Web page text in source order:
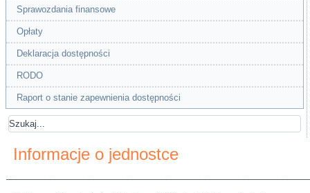
Sprawozdania finansowe
Opłaty
Deklaracja dostępności
RODO
Raport o stanie zapewnienia dostępności
Informacje o jednostce